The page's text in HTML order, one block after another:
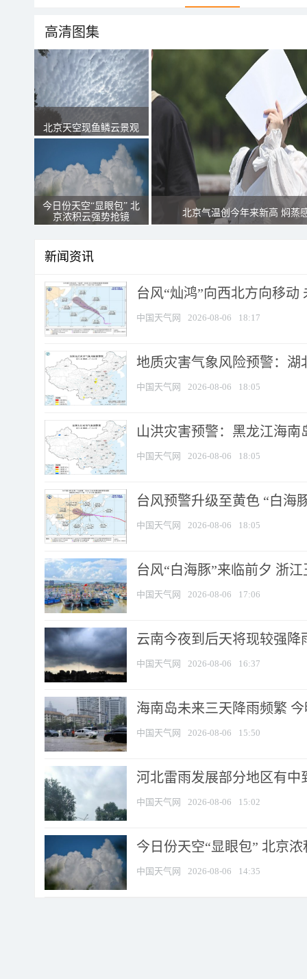
高清图集
北京天空现鱼鳞云景观
今日份天空“显眼包” 北
京浓积云强势抢镜
北京气温创今年来新高 焖蒸
新闻资讯
台风“灿鸿”向西北方向移动
中国天气网 2026-08-06 18:17
地质灾害气象风险预警：湖
中国天气网 2026-08-06 18:05
山洪灾害预警：黑龙江海
中国天气网 2026-08-06 18:05
台风预警升级至黄色 “白海
中国天气网 2026-08-06 18:05
台风“白海豚”来临前夕 浙
中国天气网 2026-08-06 17:06
云南今夜到后天将现较强降
中国天气网 2026-08-06 16:37
海南岛未来三天降雨频繁
中国天气网 2026-08-06 15:50
河北雷雨发展部分地区有中
中国天气网 2026-08-06 15:02
今日份天空“显眼包” 北京
中国天气网 2026-08-06 14:35